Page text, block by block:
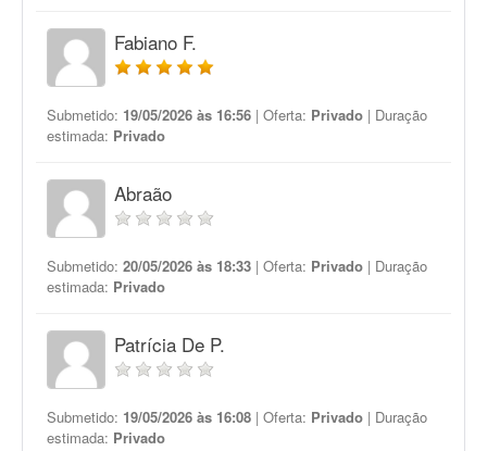
Fabiano F.
Submetido: 19/05/2026 às 16:56 | Oferta: Privado | Duração
estimada: Privado
Abraão
Submetido: 20/05/2026 às 18:33 | Oferta: Privado | Duração
estimada: Privado
Patrícia De P.
Submetido: 19/05/2026 às 16:08 | Oferta: Privado | Duração
estimada: Privado